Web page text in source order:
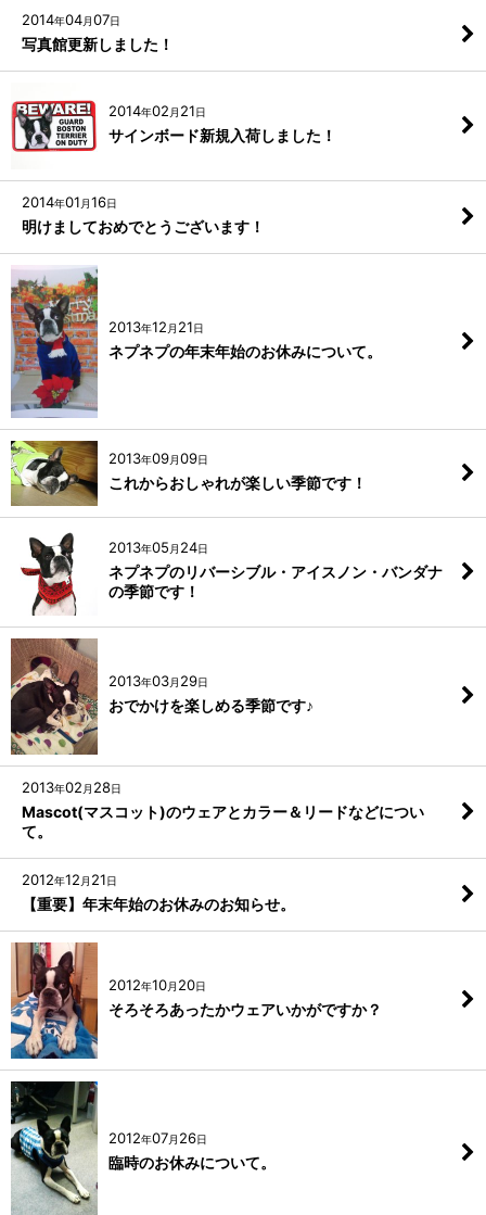
2014年04月07日
写真館更新しました！
2014年02 月 21日
サインボード新規入荷しました！
2014年01 月16日
明けましておめでとうございます！
2013年12 月 21日
ネプネプの年末年始のお休みについて。
2013年09月09日
これからおしゃれが楽しい季節です！
2013年05 月 24日
ネプネプのリバーシブル・アイスノン・バンダナ
の季節です！
2013年03月 29日
おでかけを楽しめる季節です♪
2013年02 月 28日
Mascot(マスコット)のウェアとカラー＆リードなどについ
て。
2012年12 月 21日
【重要】年末年始のお休みのお知らせ。
2012年10月 20日
そろそろあったかウェアいかがですか？
2012年07月 26日
臨時のお休みについて。